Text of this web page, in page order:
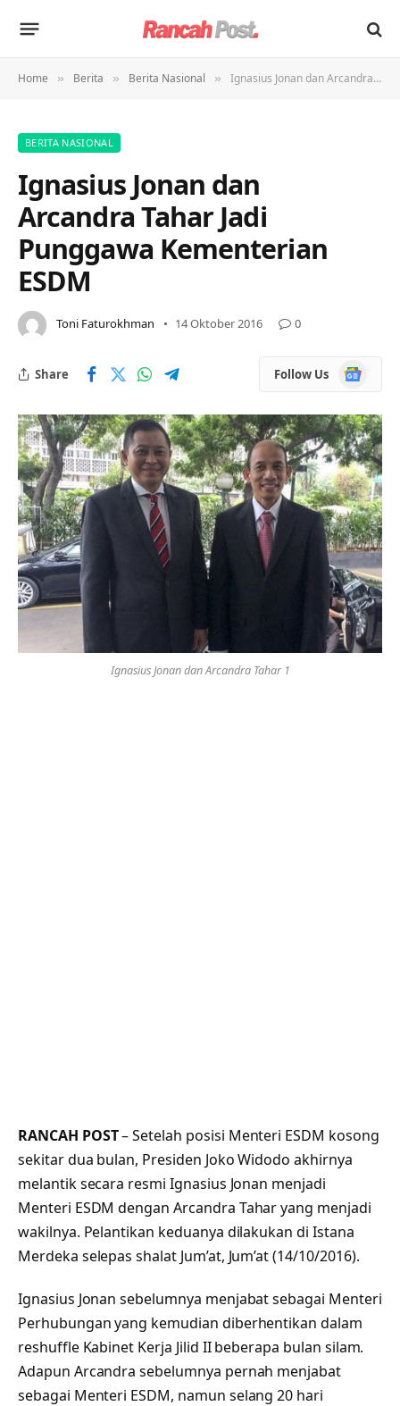
Home » Berita » Berita Nasional » Ignasius Jonan dan Arcandra Tahar Jadi Punggawa Kementerian ESDM
BERITA NASIONAL
Ignasius Jonan dan
Arcandra Tahar Jadi
Punggawa Kementerian
ESDM
Toni Faturokhman 14 Oktober 2016 0
Share Follow Us
Google
News
Ignasius Jonan dan Arcandra Tahar 1
RANCAH POST– Setelah posisi Menteri ESDM kosong
sekitar dua bulan, Presiden Joko Widodo akhirnya
melantik secara resmi Ignasius Jonan menjadi
Menteri ESDM dengan Arcandra Tahar yang menjadi
wakilnya. Pelantikan keduanya dilakukan di Istana
Merdeka selepas shalat Jum’at, Jum’at (14/10/2016).
Ignasius Jonan sebelumnya menjabat sebagai Menteri
Perhubungan yang kemudian diberhentikan dalam
reshuffle Kabinet Kerja Jilid II beberapa bulan silam.
Adapun Arcandra sebelumnya pernah menjabat
sebagai Menteri ESDM, namun selang 20 hari